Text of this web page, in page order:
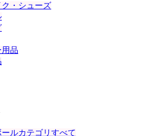
・シューズ
品
ルカテゴリすべて